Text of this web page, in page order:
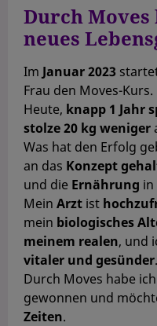
Durch Moves
neues
Im Januar 2023
Frau den Moves-Kurs.
Heute, knapp 1 Jahr
stolze 20 kg weniger
Was hat den Erfolg
an das Konzept
und die Ernährung in
Mein Arzt ist
mein biologisches
meinem realen, und
vitaler und gesünder.
Durch Moves habe
gewonnen und
Zeiten.